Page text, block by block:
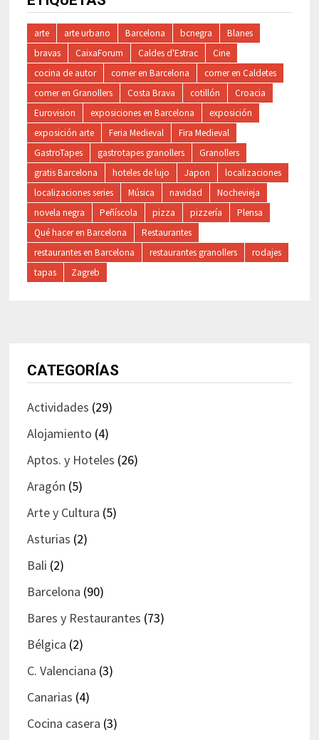
arte arte urbano Barcelona bcnegra
Blanes
bravas
CaixaForum Caldes d'Estrac
Cine
cocina de autor
comer en Barcelona
comer en Caldetes
comer en Granollers
Costa Brava cotillón
Croacia
Eurovision
exposiciones en Barcelona
exposición
exposición arte
Feria Medieval
Fira Medieval
GastroTapes
gastrotapes granollers
Granollers
gratis Barcelona
hoteles de lujo Japon
localizaciones
localizaciones series
Música navidad
Nochevieja
novela negra
Peñíscola pizza pizzería
Plensa
Qué hacer en Barcelona
Restaurantes
restaurantes en Barcelona
restaurantes granollers
rodajes
tapas
Zagreb
CATEGORÍAS
Actividades (29)
Alojamiento (4)
Aptos. y Hoteles (26)
Aragón (5)
Arte y Cultura (5)
Asturias (2)
Bali (2)
Barcelona (90)
Bares y Restaurantes (73)
Bélgica (2)
C. Valenciana (3)
Canarias (4)
Cocina casera (3)